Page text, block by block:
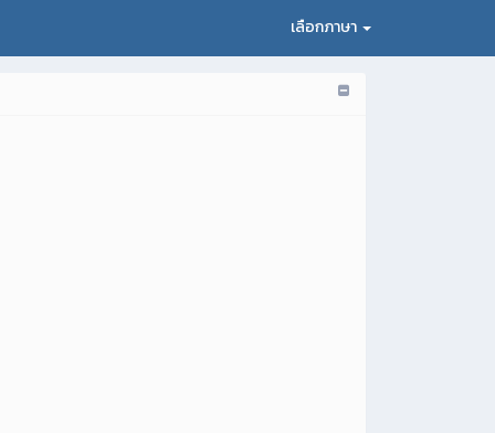
เลือกภาษา